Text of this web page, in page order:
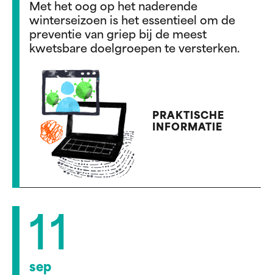
Met het oog op het naderende
winterseizoen is het essentieel om de
preventie van griep bij de meest
kwetsbare doelgroepen te versterken.
PRAKTISCHE
INFORMATIE
11
sep